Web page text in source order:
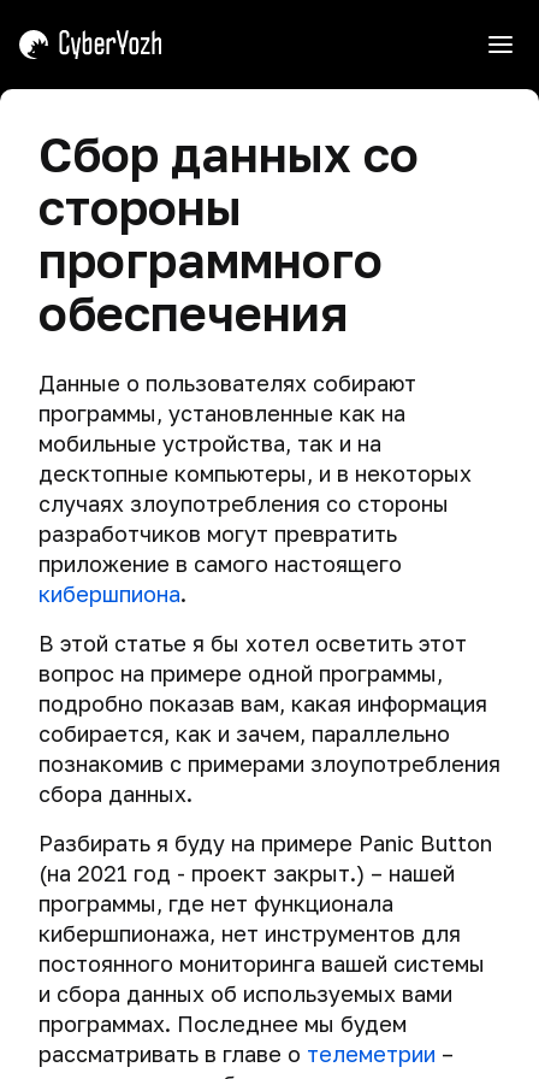
Советы
по
работе
с
курсом
Щит,
и
меч.
Почему
мы
учим
атаковать.
следить
за
новых
материалов
Самый
важный
совет
курса
Проверьте
свою
анонимность
и
безопасность
сети.
Тесты.
Угрозы
Кибершпионаж
Опасный
поиск
Утечка
данных
Нарушение
приватности
и
трекинг
Системы
массовой
слежки
Физический
доступ
и
компьютерная
криминалистика
Подсматривание
информации
на
экране
Массовый
взлом
устройств
Как
ловят
хакеров
Как
хакеров
Роковые
ошибки
киберпреступников
Основные
Зачем
мне
безопасность
и
в
сети
Виртуальные
машины
машина
и
виртуальная
операционная
система
Создание
машины
Снэпшоты
и
клонирование
виртуальных
машин
Почему
вам
не
стоит
использовать
общие
папки,
общий
Пароль
Создание
надежного
пароля
хакеры
создают
безопасные
пароли
Большая
ошибка,
как
точно
не
стоит
хранить
пароли
Безопасные
способы
Операционные
системы
Операционные
системы.
Выбор
iOS.
Первые
шаги
для
защиты
iPhone
и
iPad.
Миф
о
невероятной
безопасности
macOS
Шифрование
История
шифрования.
Противостояние
шифрования
и
спецслужб.
к
использованию
криптоконтейнеров
История
TrueCrypt.
Недоказуемость
криптоконтейнеров.
Ваш
Шифрование
операционной
системы
Комплексное
шифрование
операционной
системы
и
жесткого
диска
Как
сотрудники
правоохранительных
органов
вскрыли
шифрование
Социальные
сети
Криминалистический
активности
в
социальных
сетях
Как
публикации
в
социальных
Tails и
Tails.
Пара
советов
перед
использованием.
Tails
-
Системы
массовой
слежки
Тотальная
слежка:
добро
или
зло?
Email
Тест:
проверяем
электронную
Деанонимизация
Сбор данных со
стороны
программного
обеспечения
Данные о пользователях собирают
программы, установленные как на
мобильные устройства, так и на
десктопные компьютеры, и в некоторых
случаях злоупотребления со стороны
разработчиков могут превратить
приложение в самого настоящего
кибершпиона.
В этой статье я бы хотел осветить этот
вопрос на примере одной программы,
подробно показав вам, какая информация
собирается, как и зачем, параллельно
познакомив с примерами злоупотребления
сбора данных.
Разбирать я буду на примере Panic Button
(на 2021 год - проект закрыт.) – нашей
программы, где нет функционала
кибершпионажа, нет инструментов для
постоянного мониторинга вашей системы
и сбора данных об используемых вами
программах. Последнее мы будем
рассматривать в главе о телеметрии –